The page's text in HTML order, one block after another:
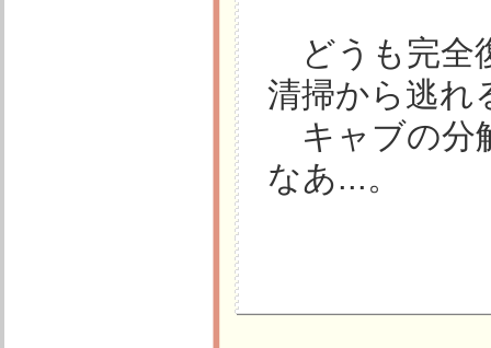
どうも完全
清掃から逃れ
キャブの分
なあ...。